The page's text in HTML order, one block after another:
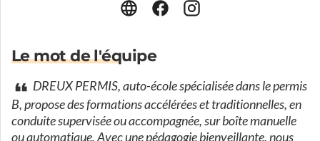
Le mot de l'équipe
DREUX PERMIS, auto-école spécialisée dans le permis
B, propose des formations accélérées et traditionnelles, en
conduite supervisée ou accompagnée, sur boîte manuelle
ou automatique. Avec une pédagogie bienveillante, nous